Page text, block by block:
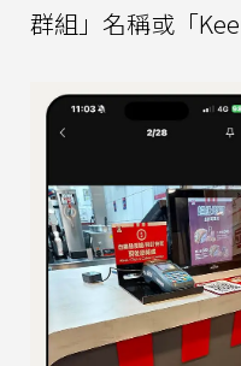
群組」名稱或「